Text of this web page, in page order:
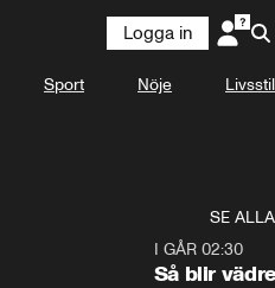
Logga in
Sport Nöje Livsstil
SE ALLA
I GÅR 02:30
Så blir